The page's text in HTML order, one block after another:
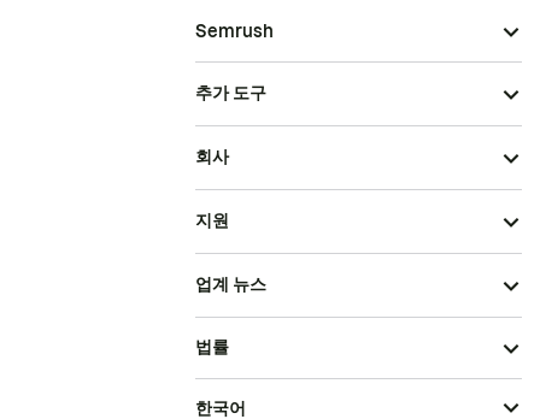
Semrush
추가 도구
회사
지원
업계 뉴스
법률
한국어